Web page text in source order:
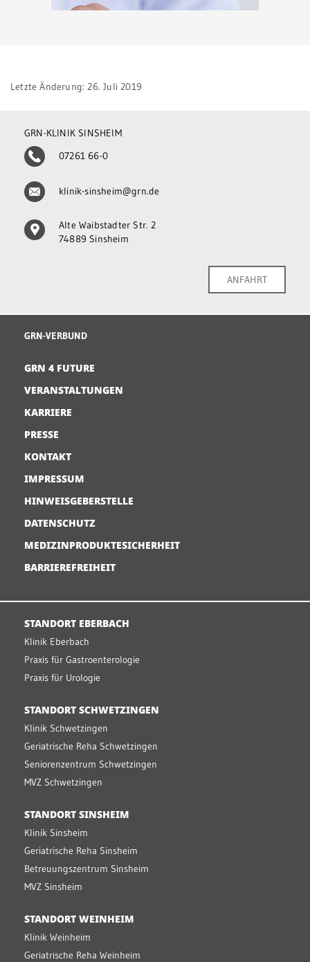
Letzte Änderung: 26. Juli 2019
GRN-KLINIK SINSHEIM
07261 66-0
klinik-sinsheim@grn.de
Alte Waibstadter Str. 2
74889 Sinsheim
ANFAHRT
GRN-VERBUND
GRN 4 FUTURE
VERANSTALTUNGEN
KARRIERE
PRESSE
KONTAKT
IMPRESSUM
HINWEISGEBERSTELLE
DATENSCHUTZ
MEDIZINPRODUKTESICHERHEIT
BARRIEREFREIHEIT
STANDORT EBERBACH
Klinik Eberbach
Praxis für Gastroenterologie
Praxis für Urologie
STANDORT SCHWETZINGEN
Klinik Schwetzingen
Geriatrische Reha Schwetzingen
Seniorenzentrum Schwetzingen
MVZ Schwetzingen
STANDORT SINSHEIM
Klinik Sinsheim
Geriatrische Reha Sinsheim
Betreuungszentrum Sinsheim
MVZ Sinsheim
STANDORT WEINHEIM
Klinik Weinheim
Geriatrische Reha Weinheim